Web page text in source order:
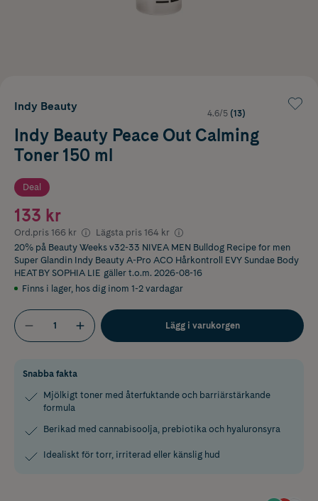
Indy Beauty
4.6/5 (13)
Indy Beauty Peace Out Calming
Toner 150 ml
Deal
133 kr
Ord.pris 166 kr Lägsta pris 164 kr
20% på Beauty Weeks v32-33 NIVEA MEN Bulldog Recipe for men
Super Glandin Indy Beauty A-Pro ACO Hårkontroll EVY Sundae Body
HEAT BY SOPHIA LIE gäller t.o.m. 2026-08-16
Finns i lager, hos dig inom 1-2 vardagar
Lägg i varukorgen
Snabba fakta
Mjölkigt toner med återfuktande och barriärstärkande
formula
Berikad med cannabisoolja, prebiotika och hyaluronsyra
Idealiskt för torr, irriterad eller känslig hud